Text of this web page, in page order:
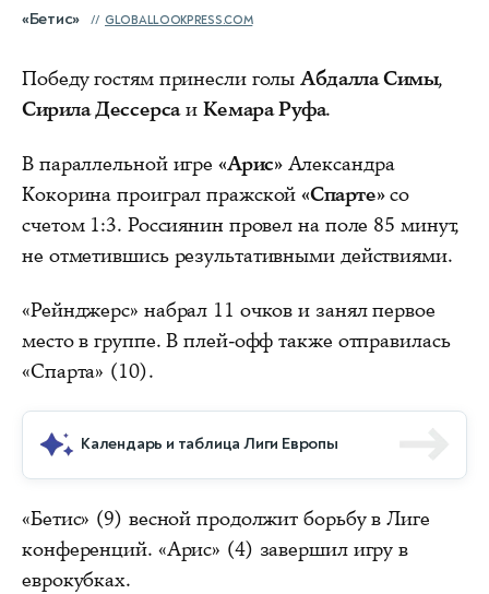
«Бетис» GLOBALLOOKPRESS.COM
Победу гостям принесли голыАбдалла Симы,
Сирила Дессерсаи Кемара Руфа.
В параллельной игре «Арис»Александра
Кокорина проиграл пражской«Спарте»со
счетом 1:3. Россиянин провел на поле 85 минут,
не отметившись результативными действиями.
«Рейнджерс» набрал 11 очков и занял первое
место в группе. В плей-офф также отправилась
«Спарта» (10).
Календарь и таблица Лиги Европы
«Бетис» (9) весной продолжит борьбу в Лиге
конференций. «Арис» (4) завершил игру в
еврокубках.